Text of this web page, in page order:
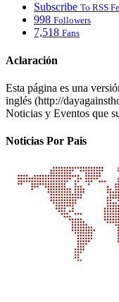
Subscribe To RSS
998 Followers
7,518 Fans
Aclaración
Esta página es una
inglés (http://
Noticias y Eventos que
Noticias Por Pais